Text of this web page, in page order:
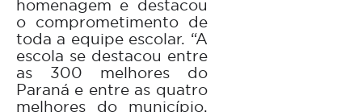
homenagem e destacou
o comprometimento de
toda a equipe escolar. “A
escola se destacou entre
as 300 melhores do
Paraná e entre as quatro
melhores do município.